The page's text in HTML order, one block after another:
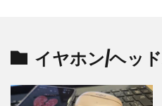
イヤホン/ヘッ